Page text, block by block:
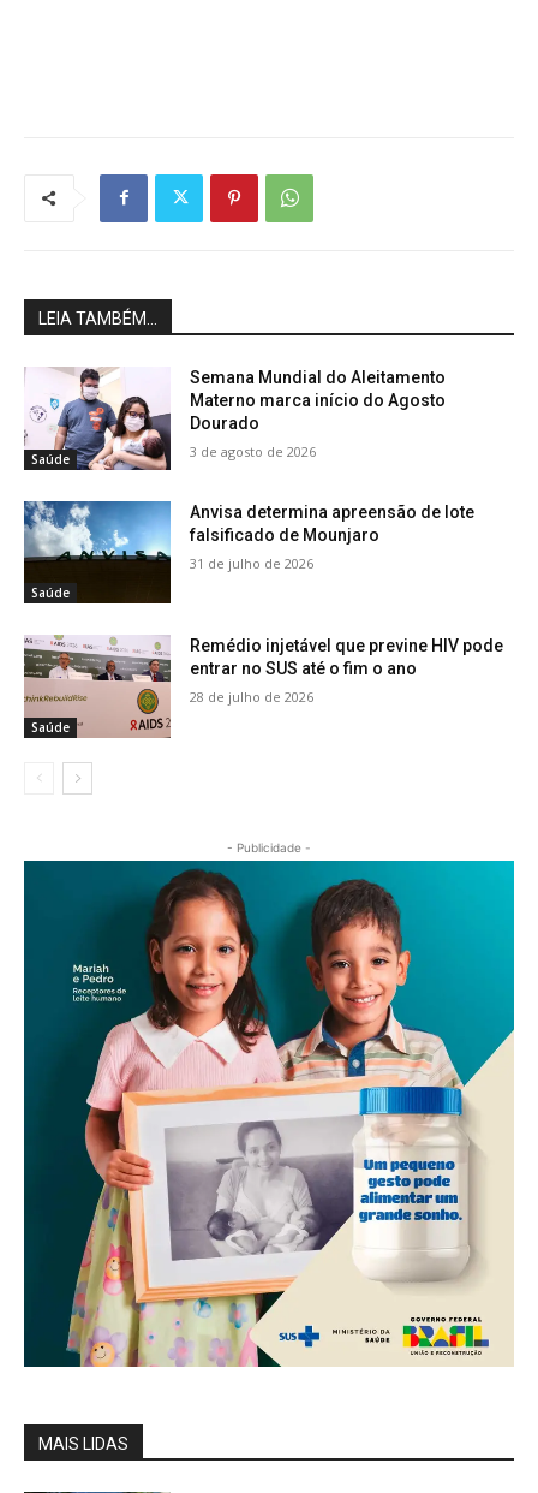
LEIA TAMBÉM...
Saúde
Semana Mundial do Aleitamento
Materno marca início do Agosto
Dourado
3 de agosto de 2026
Saúde
Anvisa determina apreensão de lote
falsificado de Mounjaro
31 de julho de 2026
Saúde
Remédio injetável que previne HIV pode
entrar no SUS até o fim o ano
28 de julho de 2026
- Publicidade -
MAIS LIDAS